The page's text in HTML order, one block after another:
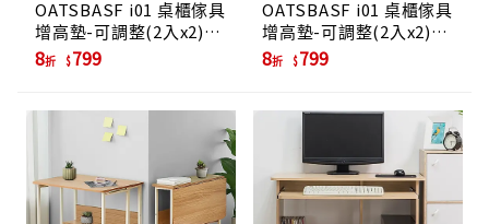
OATSBASF i01 桌櫃傢具
增高墊-可調整(2入x2)/
銀色
8折 799
OATSBASF i01 桌櫃傢具
增高墊-可調整(2入x2)/
灰色
8折 799